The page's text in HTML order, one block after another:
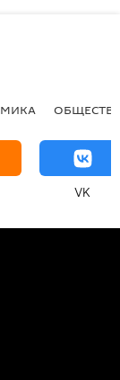
VK